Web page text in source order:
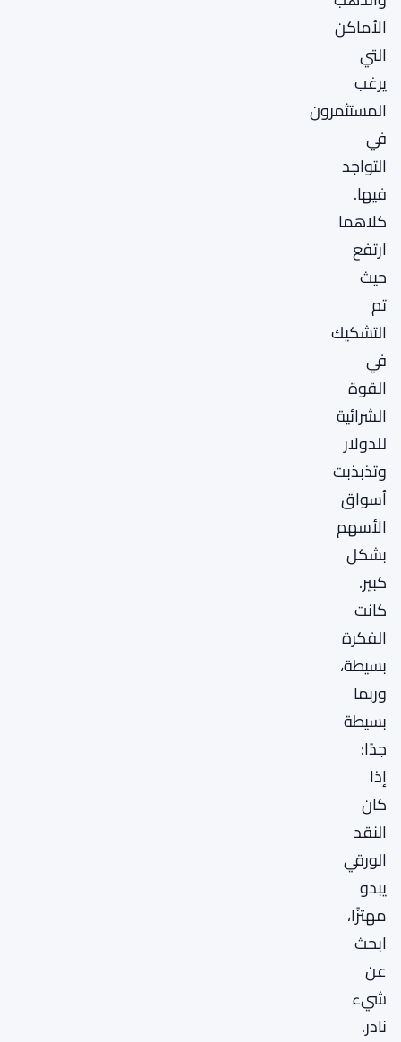
الأماكن
التي
يرغب
المستثمرون
في
التواجد
فيها.
كلاهما
ارتفع
حيث
تم
التشكيك
في
القوة
الشرائية
للدولار
وتذبذبت
أسواق
الأسهم
بشكل
كبير.
كانت
الفكرة
بسيطة،
وربما
بسيطة
جدًا:
إذا
كان
النقد
الورقي
يبدو
مهتزًا،
ابحث
عن
شيء
نادر.